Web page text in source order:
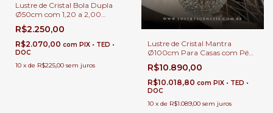
Lustre de Cristal Bola Dupla
Ø50cm com 1,20 a 2,00
metros Para Casas com Pé
Direito Duplo e Escadas
R$2.250,00
R$2.070,00 com PIX • TED •
DOC
10 x de R$225,00 sem juros
Lustre de Cristal Mantra
Ø100cm Para Casas com Pé
Direito Duplo
R$10.890,00
R$10.018,80 com PIX • TED •
DOC
10 x de R$1.089,00 sem juros